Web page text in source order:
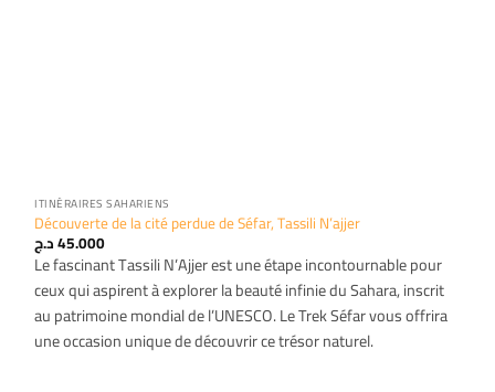
ITINÉRAIRES SAHARIENS
Découverte de la cité perdue de Séfar, Tassili N’ajjer
45.000د.ج
Le fascinant Tassili N’Ajjer est une étape incontournable pour
ceux qui aspirent à explorer la beauté infinie du Sahara, inscrit
au patrimoine mondial de l’UNESCO. Le Trek Séfar vous offrira
une occasion unique de découvrir ce trésor naturel.